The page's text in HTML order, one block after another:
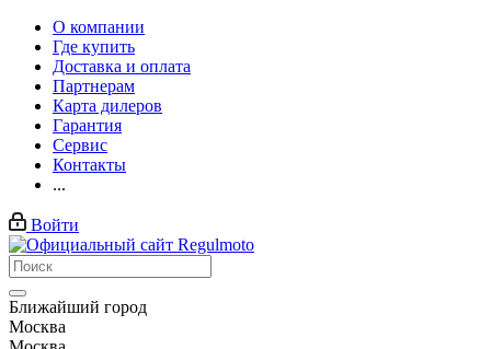
О компании
Где купить
Доставка и оплата
Партнерам
Карта дилеров
Гарантия
Сервис
Контакты
...
Войти
Ближайший город
Москва